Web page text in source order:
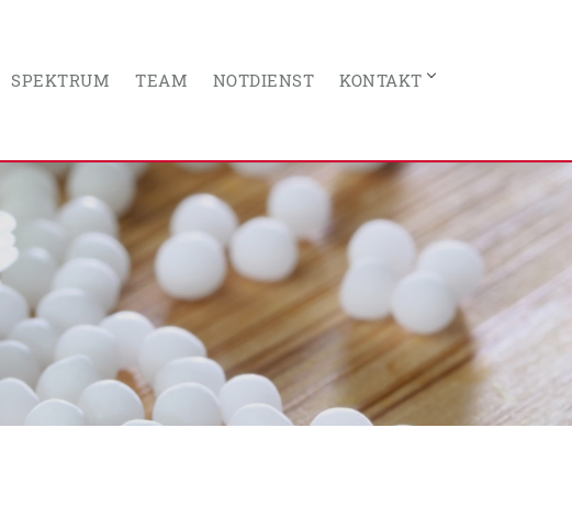
SPEKTRUM TEAM NOTDIENST KONTAKT